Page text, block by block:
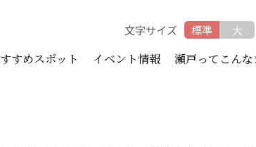
文字サイズ 標準 大
すめスポット イベント情報 瀬戸ってこんな